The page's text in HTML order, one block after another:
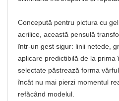
Concepută pentru pictura cu
acrilice, această pensulă
într-un gest sigur: linii netede,
aplicare predictibilă de la
selectate păstrează forma
încât nu mai pierzi momentul
refăcând modelul.